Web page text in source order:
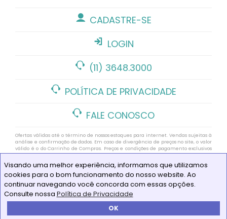
Visando uma melhor experiência, informamos que utilizamos
cookies para o bom funcionamento do nosso website. Ao
continuar navegando você concorda com essas opções.
Consulte nossa Política de Privacidade
OK
CADASTRE-SE
LOGIN
(11) 3648.3000
POLÍTICA DE PRIVACIDADE
FALE CONOSCO
Ofertas válidas até o término de nossos estoques para internet. Vendas sujeitas à
análise e confirmação de dados. Em caso de divergência de preços no site, o valor
válido é o do Carrinho de Compras. Preços e condições de pagamento exclusivos
para compras via internet. As imagens de produtos deste site pertencem a Alô
Bebê. Não é permitida a utilização sem autorização https://www.alobebe.com.br
CNPJ Loja Virtual: 11.928.659/0006-33
© COPYRIGHT 1987/2021 - ALÔ BEBÊ 34 ANOS - TODOS OS DIREITOS
RESERVADOS - TELEFONE: (11) 3648.3000